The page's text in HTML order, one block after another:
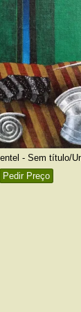
- Sem título/
Pedir Preço